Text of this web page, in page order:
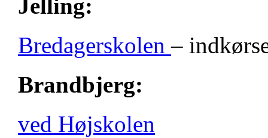
Jelling:
Bredagerskolen–
Brandbjerg:
ved Højskolen